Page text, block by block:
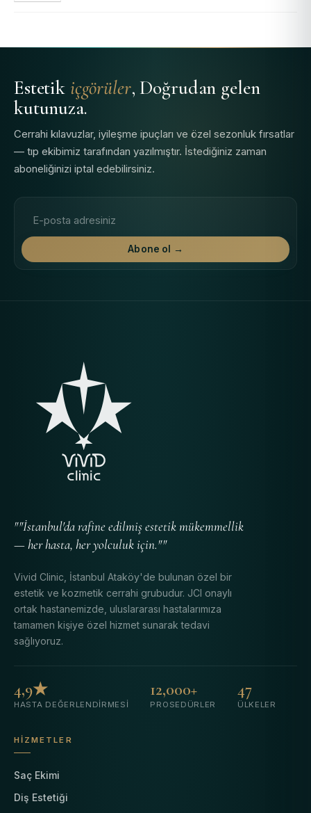
Estetik içgörüler, Doğrudan gelen
kutunuza.
Cerrahi kılavuzlar, iyileşme ipuçları ve özel sezonluk fırsatlar
— tıp ekibimiz tarafından yazılmıştır. İstediğiniz zaman
aboneliğinizi iptal edebilirsiniz.
Abone ol →
""İstanbul'da rafine edilmiş estetik mükemmellik
— her hasta, her yolculuk için.""
Vivid Clinic, İstanbul Ataköy'de bulunan özel bir
estetik ve kozmetik cerrahi grubudur. JCI onaylı
ortak hastanemizde, uluslararası hastalarımıza
tamamen kişiye özel hizmet sunarak tedavi
sağlıyoruz.
4,9★
HASTA DEĞERLENDIRMESI
12,000+
PROSEDÜRLER
47
ÜLKELER
HIZMETLER
Saç Ekimi
Diş Estetiği